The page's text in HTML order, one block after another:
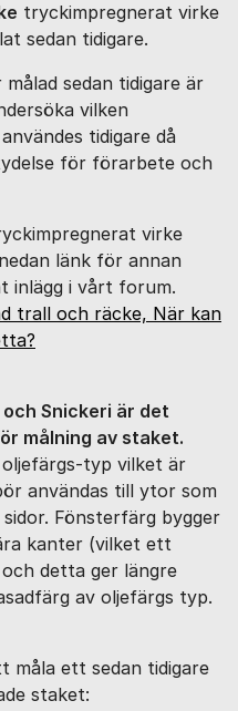
tryckimpregnerat virke
sedan tidigare.
sedan tidigare är
vilken
tidigare då
för förarbete och
virke
länk för annan
inlägg i vårt forum.
trall och räcke, När kan
Snickeri är det
målning av staket.
typ vilket är
användas till ytor som
Fönsterfärg bygger
kanter (vilket ett
detta ger längre
av oljefärgs typ.
måla ett sedan tidigare
staket: